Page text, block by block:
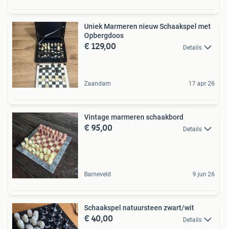
Uniek Marmeren nieuw Schaakspel met
Opbergdoos
€ 129,00 Details
Zaandam 17 apr 26
Vintage marmeren schaakbord
€ 95,00 Details
Barneveld 9 jun 26
Schaakspel natuursteen zwart/wit
€ 40,00 Details